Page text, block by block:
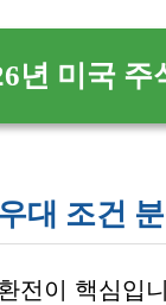
년 미국 주
대 조건
전이 핵심입